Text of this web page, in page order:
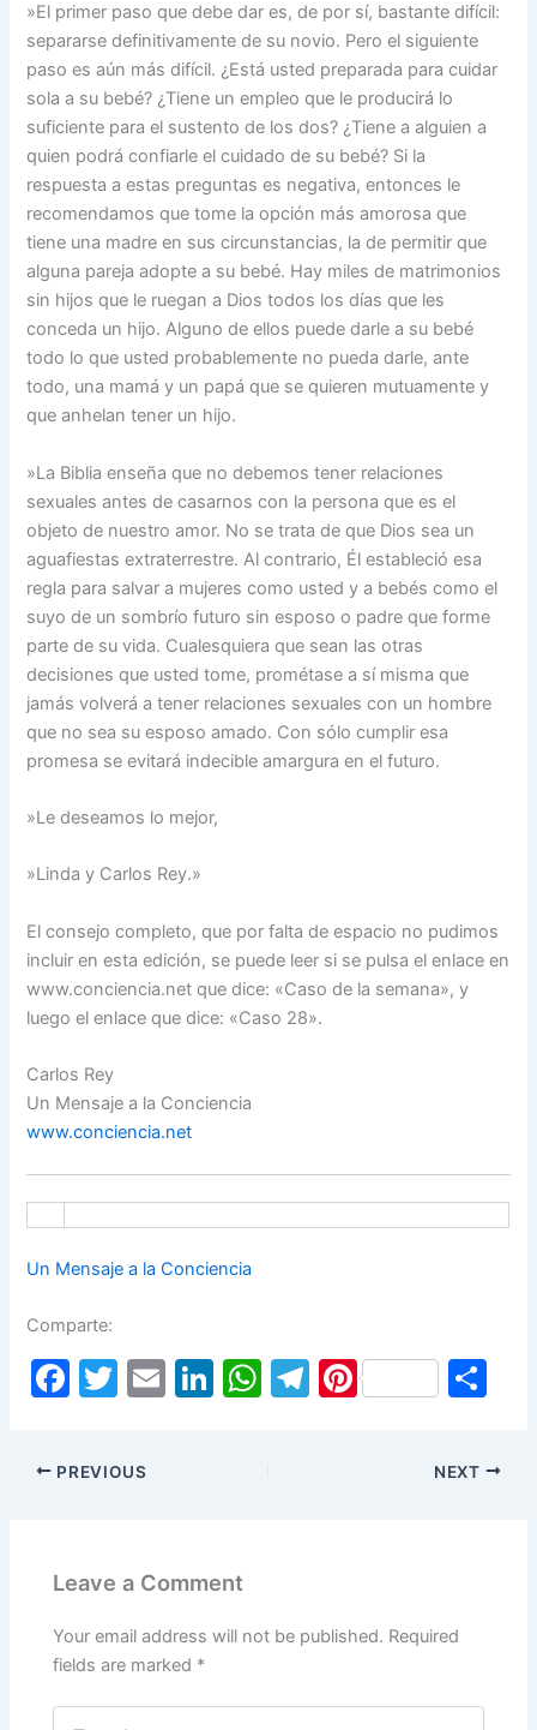
»El primer paso que debe dar es, de por sí, bastante difícil:
separarse definitivamente de su novio. Pero el siguiente
paso es aún más difícil. ¿Está usted preparada para cuidar
sola a su bebé? ¿Tiene un empleo que le producirá lo
suficiente para el sustento de los dos? ¿Tiene a alguien a
quien podrá confiarle el cuidado de su bebé? Si la
respuesta a estas preguntas es negativa, entonces le
recomendamos que tome la opción más amorosa que
tiene una madre en sus circunstancias, la de permitir que
alguna pareja adopte a su bebé. Hay miles de matrimonios
sin hijos que le ruegan a Dios todos los días que les
conceda un hijo. Alguno de ellos puede darle a su bebé
todo lo que usted probablemente no pueda darle, ante
todo, una mamá y un papá que se quieren mutuamente y
que anhelan tener un hijo.
»La Biblia enseña que no debemos tener relaciones
sexuales antes de casarnos con la persona que es el
objeto de nuestro amor. No se trata de que Dios sea un
aguafiestas extraterrestre. Al contrario, Él estableció esa
regla para salvar a mujeres como usted y a bebés como el
suyo de un sombrío futuro sin esposo o padre que forme
parte de su vida. Cualesquiera que sean las otras
decisiones que usted tome, prométase a sí misma que
jamás volverá a tener relaciones sexuales con un hombre
que no sea su esposo amado. Con sólo cumplir esa
promesa se evitará indecible amargura en el futuro.
»Le deseamos lo mejor,
»Linda y Carlos Rey.»
El consejo completo, que por falta de espacio no pudimos
incluir en esta edición, se puede leer si se pulsa el enlace en
www.conciencia.net que dice: «Caso de la semana», y
luego el enlace que dice: «Caso 28».
Carlos Rey
Un Mensaje a la Conciencia
www.conciencia.net
Un Mensaje a la Conciencia
Comparte:
F
c
e
o
k
T
itt
er
E
Li
n
W T Pi
ar
PREVIOUS NEXT
Leave a Comment
Your email address will not be published. Required
fields are marked *
Type